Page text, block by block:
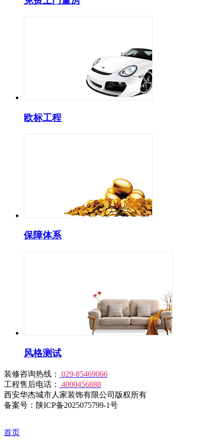
欧标工程
保障体系
风格测试
装修咨询热线：
029-85469066
工程售后电话：
4000456888
西安华杰城市人家装饰有限公司版权所有
备案号：陕ICP备2025075799-1号
首页